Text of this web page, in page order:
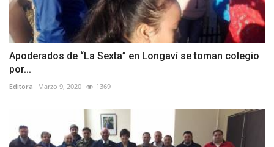
Apoderados de “La Sexta” en Longaví se toman colegio
por...
Editora Marzo 9, 2020 1369